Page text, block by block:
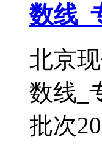
数线_
北京
数线_
批次